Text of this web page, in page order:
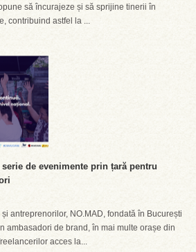
să încurajeze și să sprijine tinerii în
contribuind astfel la ...
serie de evenimente prin țară pentru
antreprenorilor, NO.MAD, fondată în București
ambasadori de brand, în mai multe orașe din
acces la...